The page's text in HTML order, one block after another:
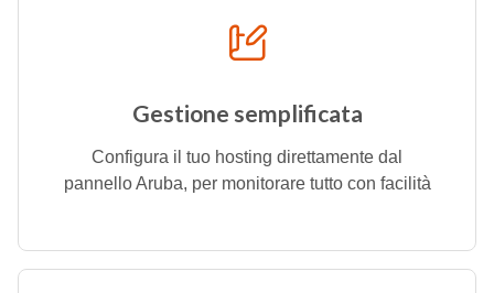
Gestione semplificata
Configura il tuo hosting direttamente dal
pannello Aruba, per monitorare tutto con facilità